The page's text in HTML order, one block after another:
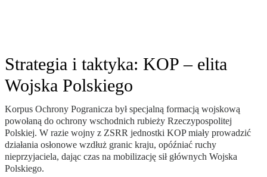
Strategia i taktyka: KOP – elita
Wojska Polskiego
Korpus Ochrony Pogranicza był specjalną formacją wojskową
powołaną do ochrony wschodnich rubieży Rzeczypospolitej
Polskiej. W razie wojny z ZSRR jednostki KOP miały prowadzić
działania osłonowe wzdłuż granic kraju, opóźniać ruchy
nieprzyjaciela, dając czas na mobilizację sił głównych Wojska
Polskiego.